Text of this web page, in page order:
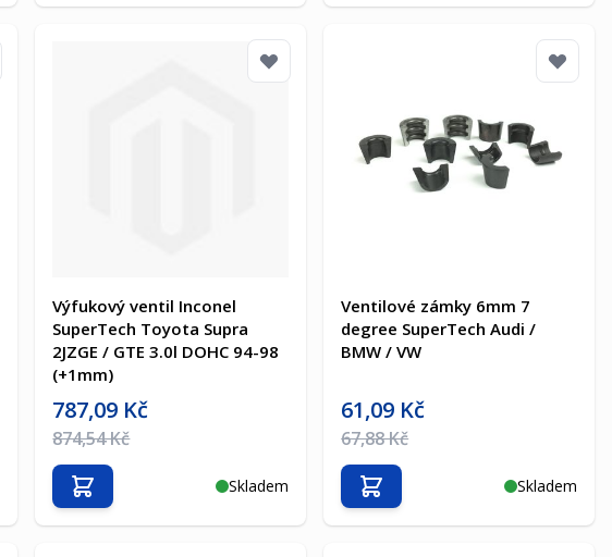
Výfukový ventil Inconel
SuperTech Toyota Supra
2JZGE / GTE 3.0l DOHC 94-98
(+1mm)
Akční cena
787,09 Kč
Běžná cena
874,54 Kč
Skladem
Přidat do košíku
Ventilové zámky 6mm 7
degree SuperTech Audi /
BMW / VW
Akční cena
61,09 Kč
Běžná cena
67,88 Kč
Skladem
Přidat do košíku